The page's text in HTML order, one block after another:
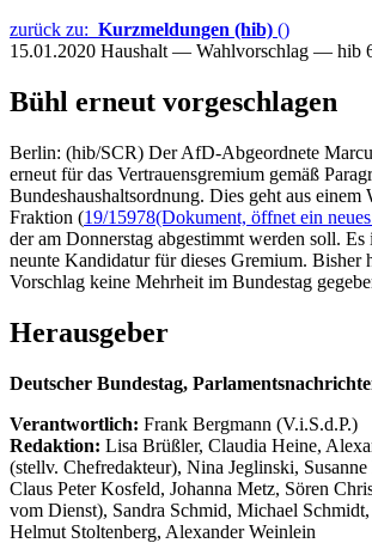
zurück zu: Kurzmeldungen (hib) ()
15.01.2020 Haushalt — Wahlvorschlag — hib
Bühl erneut vorgeschlagen
Berlin: (hib/SCR) Der AfD-Abgeordnete
erneut für das Vertrauensgremium gemäß
Bundeshaushaltsordnung. Dies geht aus einem
Fraktion (19/15978(Dokument, öffnet ein
der am Donnerstag abgestimmt werden soll.
neunte Kandidatur für dieses Gremium. Bisher
Vorschlag keine Mehrheit im Bundestag
Herausgeber
Deutscher Bundestag,
Verantwortlich: Frank Bergmann (V.i.S.d.P.)
Redaktion: Lisa Brüßler, Claudia Heine,
(stellv. Chefredakteur), Nina Jeglinski,
Claus Peter Kosfeld, Johanna Metz, Sören
vom Dienst), Sandra Schmid, Michael
Helmut Stoltenberg, Alexander Weinlein